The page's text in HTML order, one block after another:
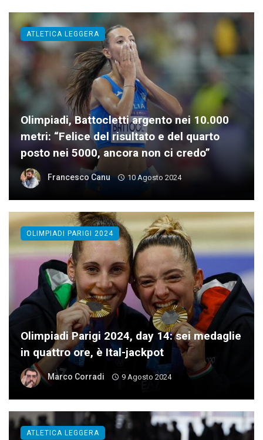
Olimpiadi, Battocletti argento nei 10.000
metri: “Felice del risultato e del quarto
posto nei 5000, ancora non ci credo”
Francesco Canu 10 Agosto 2024
ATLETICA LEGGERA
Olimpiadi Parigi 2024, day 14: sei medaglie
in quattro ore, è Ital-jackpot
Marco Corradi 9 Agosto 2024
OLIMPIADI PARIGI 2024
ATLETICA LEGGERA